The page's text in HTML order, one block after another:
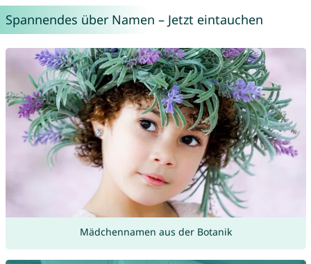
Spannendes über Namen – Jetzt eintauchen
Mädchennamen aus der Botanik